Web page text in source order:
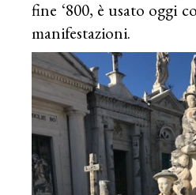
fine ‘800, è usato oggi
manifestazioni.